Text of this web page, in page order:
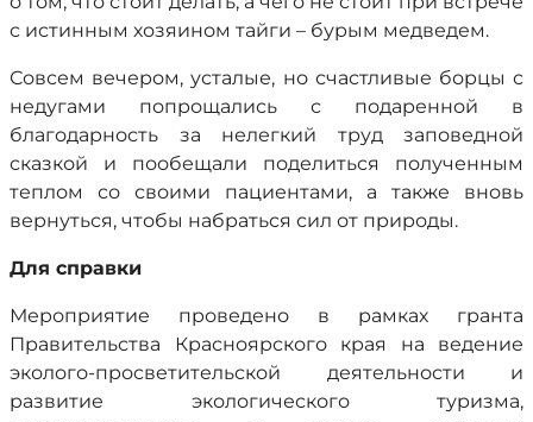
с истинным хозяином тайги – бурым медведем.
Совсем вечером, усталые, но счастливые борцы с
недугами попрощались с подаренной в
благодарность за нелегкий труд заповедной
сказкой и пообещали поделиться полученным
теплом со своими пациентами, а также вновь
вернуться, чтобы набраться сил от природы.
Для справки
Мероприятие проведено в рамках гранта
Правительства Красноярского края на ведение
эколого-просветительской деятельности и
развитие экологического туризма,